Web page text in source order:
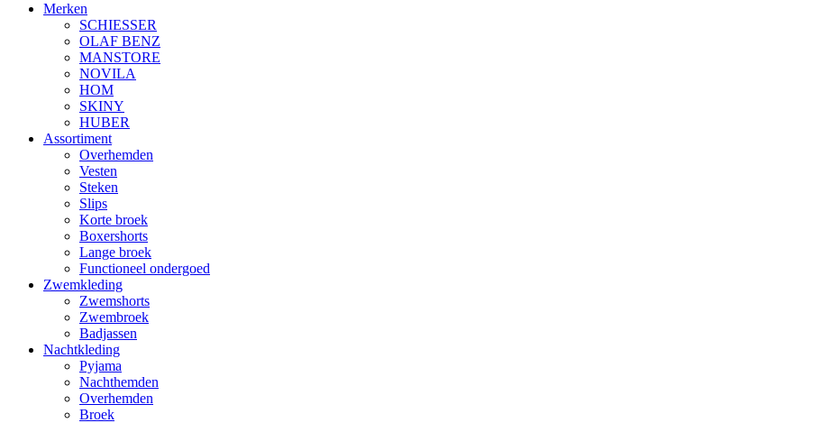
Merken
SCHIESSER
OLAF BENZ
MANSTORE
NOVILA
HOM
SKINY
HUBER
Assortiment
Overhemden
Vesten
Steken
Slips
Korte broek
Boxershorts
Lange broek
Functioneel ondergoed
Zwemkleding
Zwemshorts
Zwembroek
Badjassen
Nachtkleding
Pyjama
Nachthemden
Overhemden
Broek